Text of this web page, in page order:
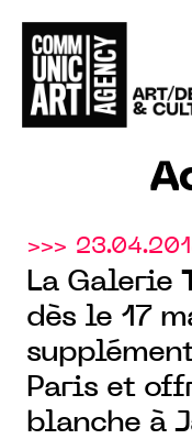
>>>
La Galerie
dès le 17
Paris et
blanche à